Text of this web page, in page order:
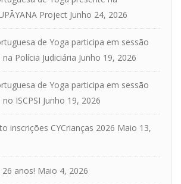
Project Junho 24, 2026
de Yoga participa em sessão
Polícia Judiciária Junho 19, 2026
de Yoga participa em sessão
ISCPSI Junho 19, 2026
inscrições CYCrianças 2026 Maio 13,
26 anos! Maio 4, 2026